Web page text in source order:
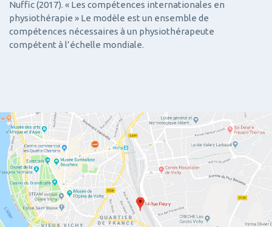
Nuffic (2017). « Les compétences internationales en
physiothérapie » Le modèle est un ensemble de
compétences nécessaires à un physiothérapeute
compétent à l’échelle mondiale.